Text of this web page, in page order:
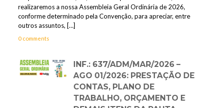
realizaremos a nossa Assembleia Geral Ordinária de 2026,
conforme determinado pela Convenção, para apreciar, entre
outros assuntos, […]
0 comments
INF.: 637/ADM/MAR/2026 –
AGO 01/2026: PRESTAÇÃO DE
CONTAS, PLANO DE
TRABALHO, ORÇAMENTO E